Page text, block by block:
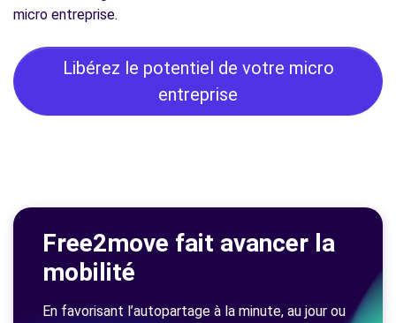
micro entreprise.
Libérez le potentiel de votre micro
entreprise
Free2move fait avancer la
mobilité
En favorisant l’autopartage à la minute, au jour ou